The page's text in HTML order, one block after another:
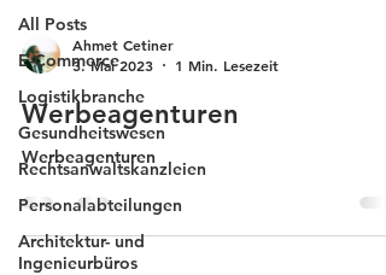
All Posts
E-Commerce
Logistikbranche
Gesundheitswesen
Rechtsanwaltskanzleien
Personalabteilungen
Architektur- und
Ingenieurbüros
Ahmet Cetiner
3. Mai 2023
1 Min. Lesezeit
Werbeagenturen
Werbeagenturen